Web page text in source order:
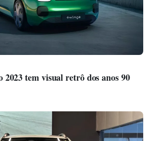
2023 tem visual retrô dos anos 90